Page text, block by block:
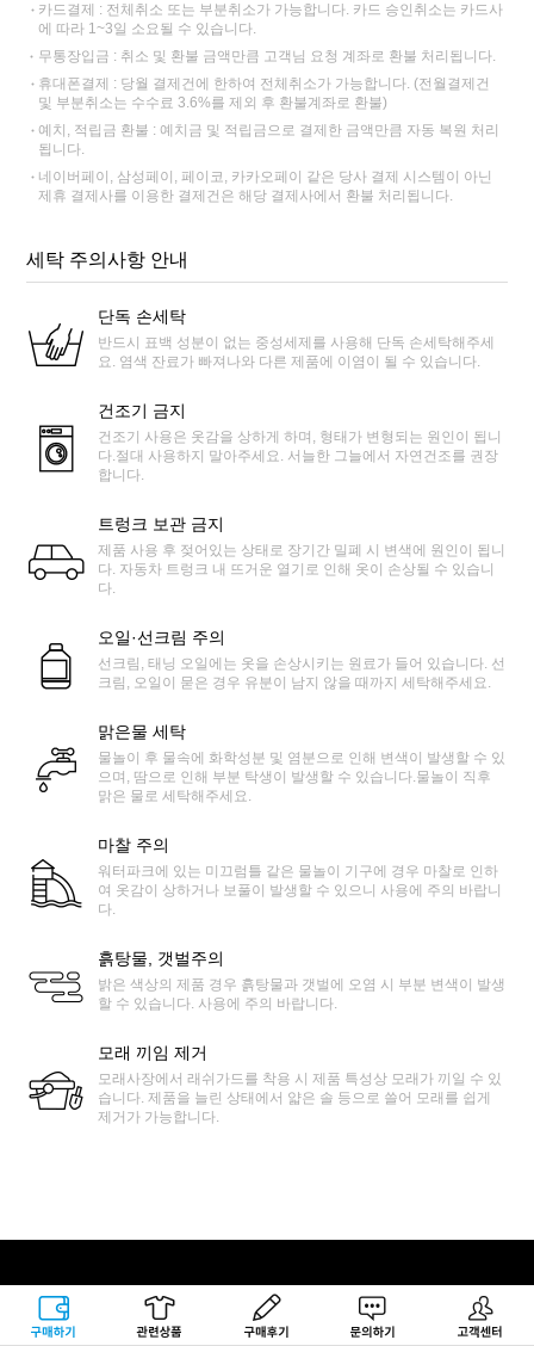
구매하기 관련상품 상품후기 문의하기 고객센터
카드결제 : 전체취소 또는 부분취소가 가능합니다. 카드 승인취소는 카드사
에 따라 1~3일 소요될 수 있습니다.
무통장입금 : 취소 및 환불 금액만큼 고객님 요청 계좌로 환불 처리됩니다.
휴대폰결제 : 당월 결제건에 한하여 전체취소가 가능합니다. (전월결제건
및 부분취소는 수수료 3.6%를 제외 후 환불계좌로 환불)
예치, 적립금 환불 : 예치금 및 적립금으로 결제한 금액만큼 자동 복원 처리
됩니다.
네이버페이, 삼성페이, 페이코, 카카오페이 같은 당사 결제 시스템이 아닌
제휴 결제사를 이용한 결제건은 해당 결제사에서 환불 처리됩니다.
세탁 주의사항 안내
단독 손세탁
반드시 표백 성분이 없는 중성세제를 사용해 단독 손세탁해주세
요. 염색 잔료가 빠져나와 다른 제품에 이염이 될 수 있습니다.
건조기 금지
건조기 사용은 옷감을 상하게 하며, 형태가 변형되는 원인이 됩니
다.절대 사용하지 말아주세요. 서늘한 그늘에서 자연건조를 권장
합니다.
트렁크 보관 금지
제품 사용 후 젖어있는 상태로 장기간 밀폐 시 변색에 원인이 됩니
다. 자동차 트렁크 내 뜨거운 열기로 인해 옷이 손상될 수 있습니
다.
오일·선크림 주의
선크림, 태닝 오일에는 옷을 손상시키는 원료가 들어 있습니다. 선
크림, 오일이 묻은 경우 유분이 남지 않을 때까지 세탁해주세요.
맑은물 세탁
물놀이 후 물속에 화학성분 및 염분으로 인해 변색이 발생할 수 있
으며, 땀으로 인해 부분 탁생이 발생할 수 있습니다.물놀이 직후
맑은 물로 세탁해주세요.
마찰 주의
워터파크에 있는 미끄럼틀 같은 물놀이 기구에 경우 마찰로 인하
여 옷감이 상하거나 보풀이 발생할 수 있으니 사용에 주의 바랍니
다.
흙탕물, 갯벌주의
밝은 색상의 제품 경우 흙탕물과 갯벌에 오염 시 부분 변색이 발생
할 수 있습니다. 사용에 주의 바랍니다.
모래 끼임 제거
모래사장에서 래쉬가드를 착용 시 제품 특성상 모래가 끼일 수 있
습니다. 제품을 늘린 상태에서 얇은 솔 등으로 쓸어 모래를 쉽게
제거가 가능합니다.
록시걸 고객센터